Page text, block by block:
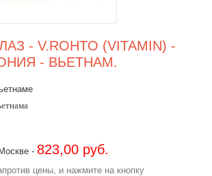
- V.ROHTO (VITAMIN) -
- ВЬЕТНАМ.
- 823,00 руб.
цены, и нажмите на кнопку